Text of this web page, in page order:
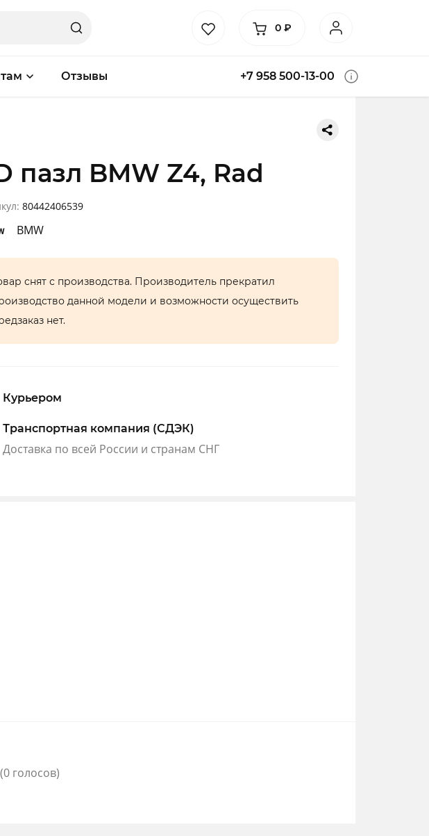
0 ₽
Отзывы +7 958 500-13-00
пазл BMW Z4, Rad
80442406539
BMW
снят с производства. Производитель прекратил
данной модели и возможности осуществить
нет.
Курьером
Транспортная компания (СДЭК)
Доставка по всей России и странам СНГ
(0 голосов)